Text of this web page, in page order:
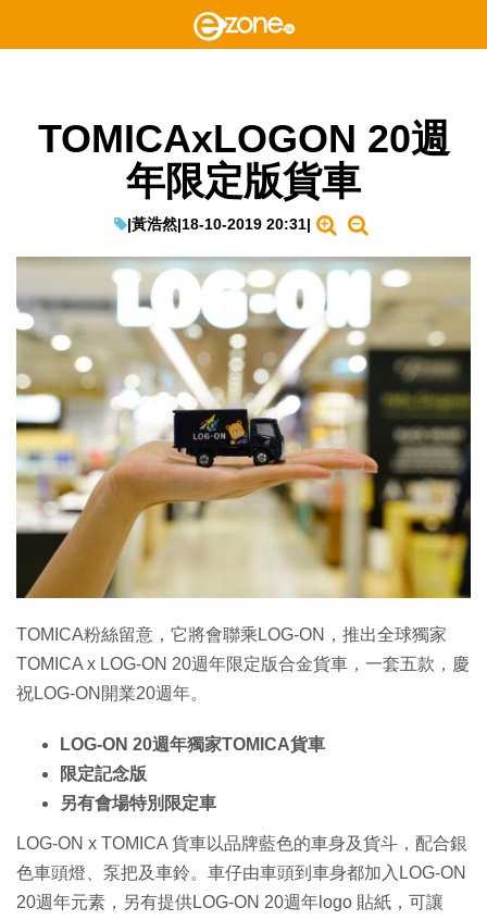
TOMICAxLOGON 20週
年限定版貨車
|黃浩然|18-10-2019 20:31|
TOMICA粉絲留意，它將會聯乘LOG-ON，推出全球獨家
TOMICA x LOG-ON 20週年限定版合金貨車，一套五款，慶
祝LOG-ON開業20週年。
LOG-ON 20週年獨家TOMICA貨車
限定記念版
另有會場特別限定車
LOG-ON x TOMICA 貨車以品牌藍色的車身及貨斗，配合銀
色車頭燈、泵把及車鈴。車仔由車頭到車身都加入LOG-ON
20週年元素，另有提供LOG-ON 20週年logo 貼紙，可讓